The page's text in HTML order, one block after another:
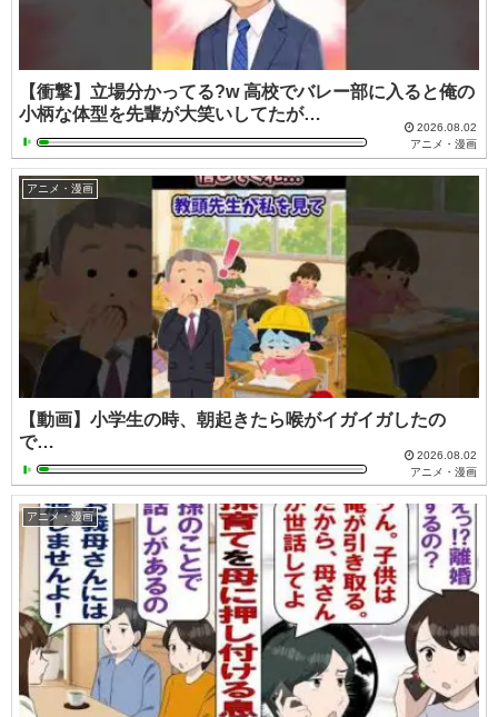
【衝撃】立場分かってる?w 高校でバレー部に入ると俺の
小柄な体型を先輩が大笑いしてたが…
2026.08.02
アニメ・漫画
アニメ・漫画
【動画】小学生の時、朝起きたら喉がイガイガしたの
で…
2026.08.02
アニメ・漫画
アニメ・漫画